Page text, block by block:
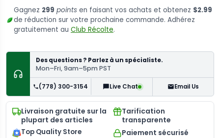
Gagnez 299 points en faisant vos achats et obtenez $2.99
de réduction sur votre prochaine commande. Adhérez
gratuitement au Club Récolte.
Des questions ? Parlez à un spécialiste.
Mon–Fri, 9am–5pm PST
(778) 300-3154 Live Chat Email Us
Livraison gratuite sur la
plupart des articles
Tarification
transparente
Top Quality Store Paiement sécurisé